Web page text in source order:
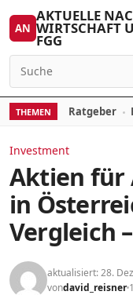
Zum Inhalt springen
AN
AKTUELLE
WIRTSCHAFT
FGG
Suchen nach:
THEMEN Ratgeber
Investment
Aktien für
in
Vergleich
aktualisiert: 28.
vondavid_reisner